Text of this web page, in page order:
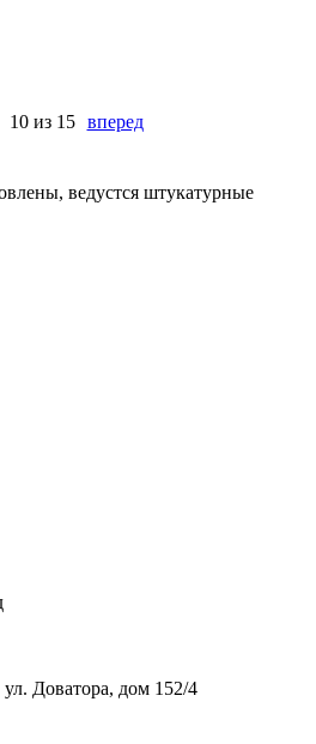
10 из 15
вперед
ведустся штукатурные
Доватора, дом 152/4